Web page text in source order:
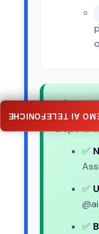
✅Bot
Dopo la
✅
✅
✅
DEMO AI